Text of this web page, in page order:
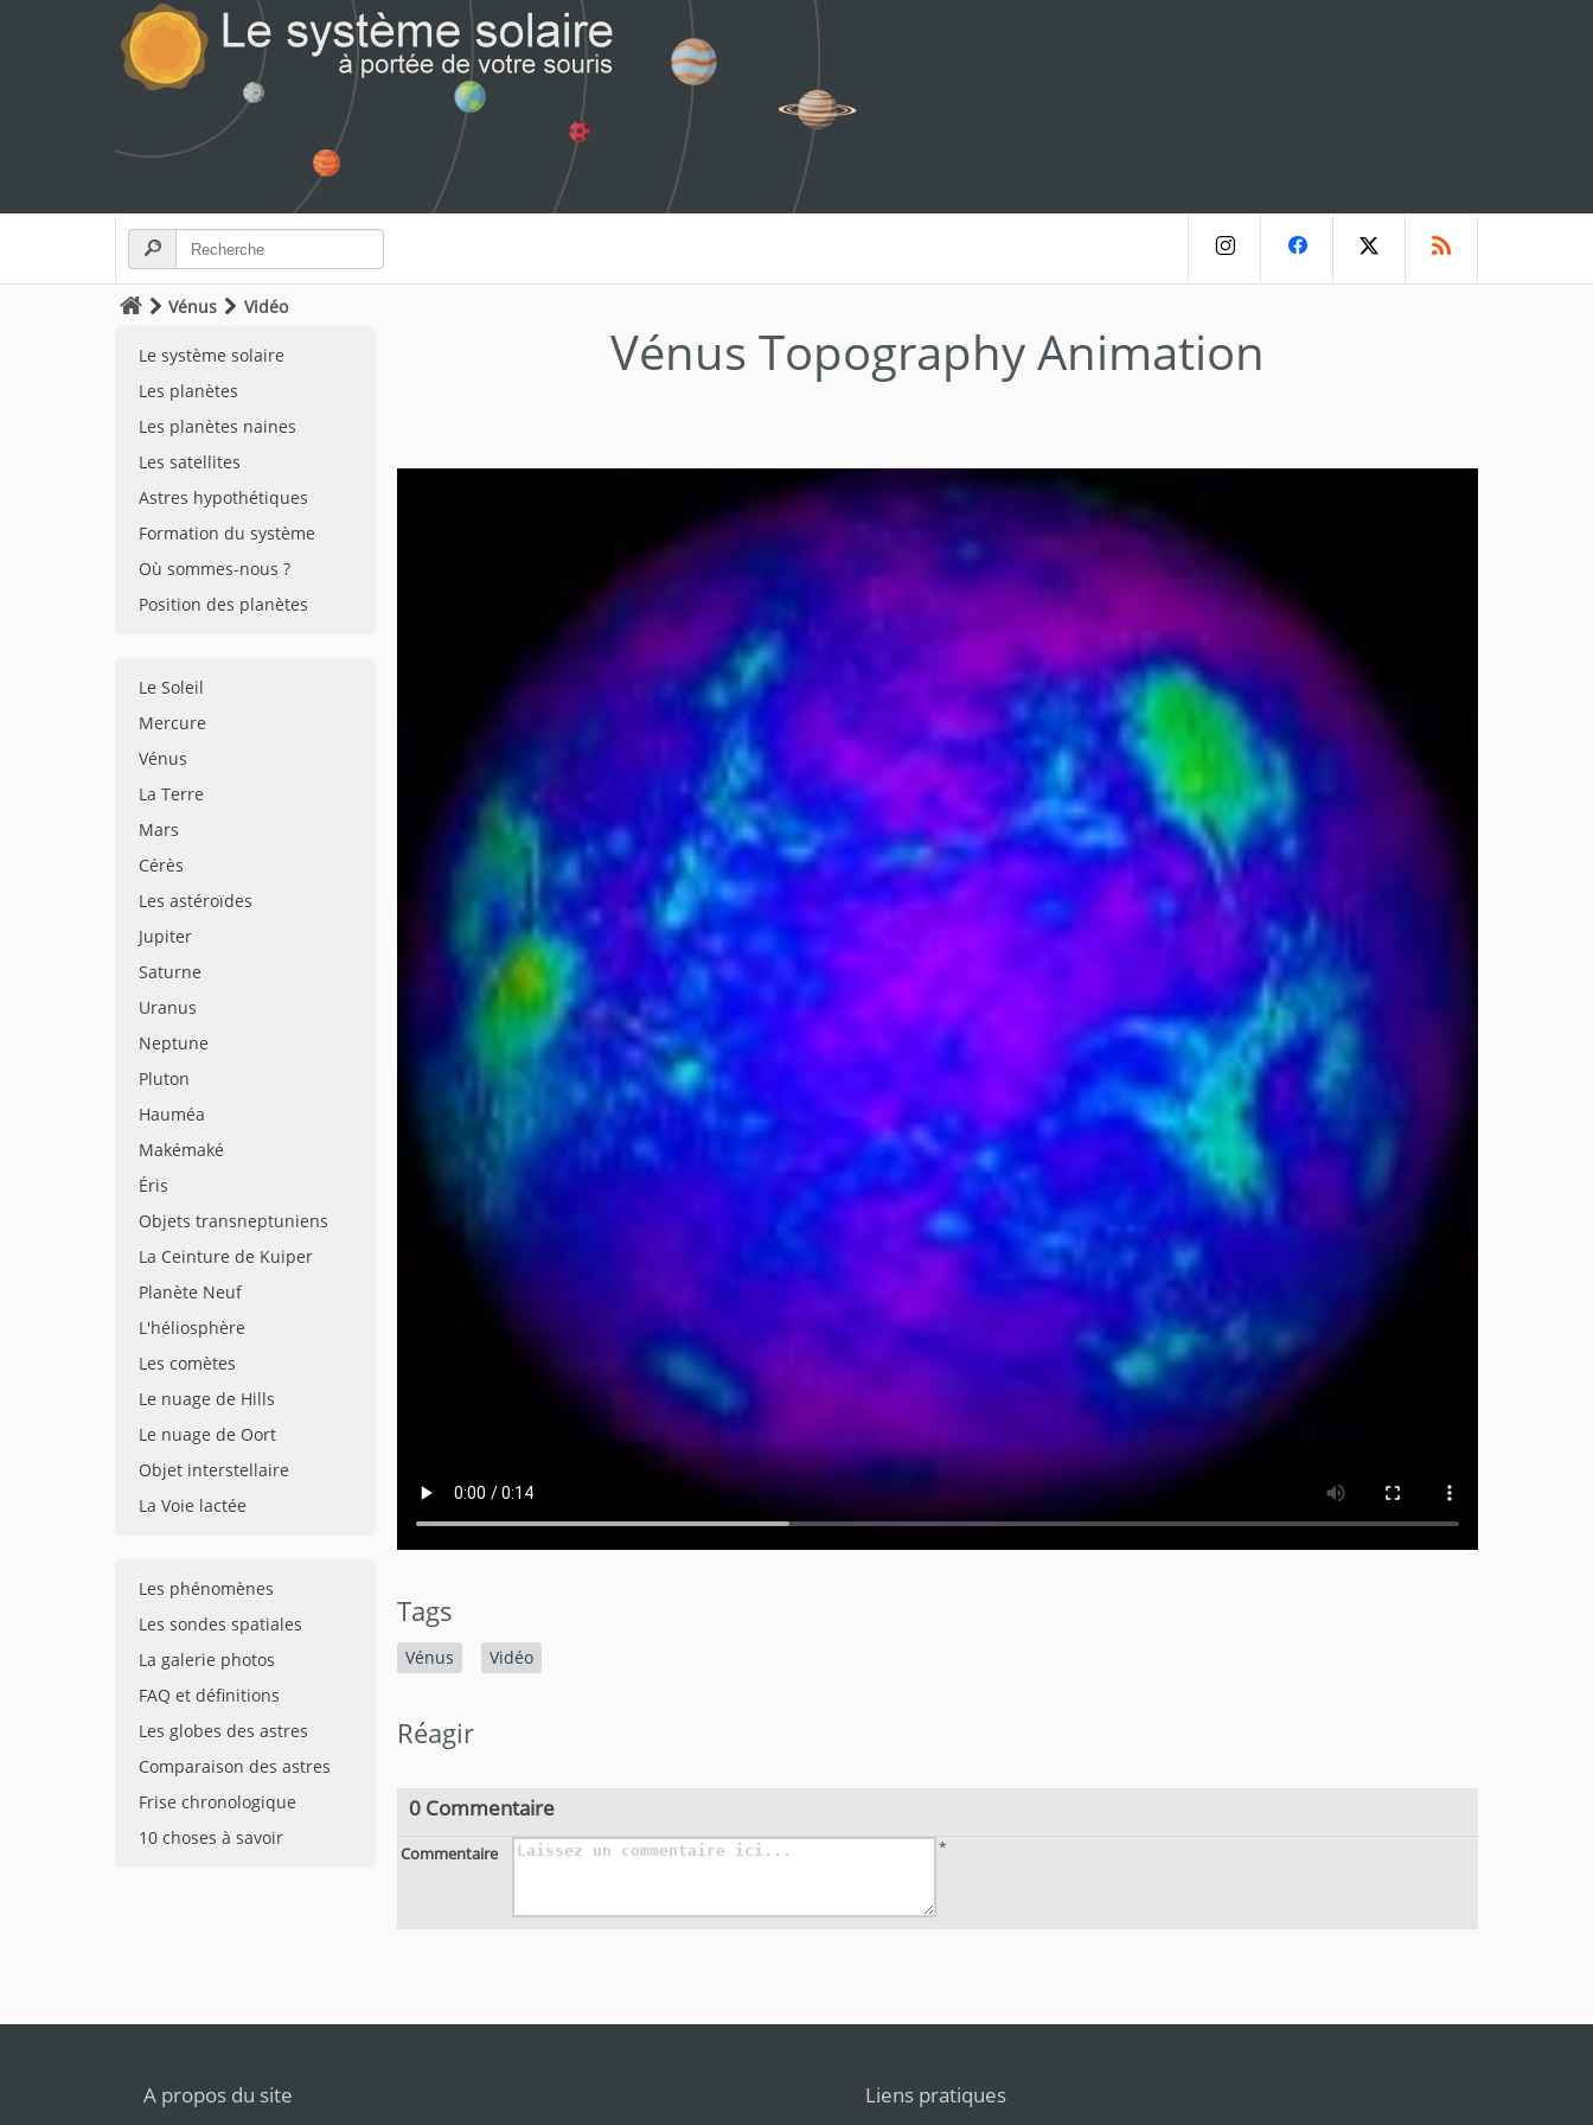
Vénus Vidéo
Le système solaire
Les planètes
Les planètes naines
Les satellites
Astres hypothétiques
Formation du système
Où sommes-nous ?
Position des planètes
Le Soleil
Mercure
Vénus
La Terre
Mars
Cérès
Les astéroïdes
Jupiter
Saturne
Uranus
Neptune
Pluton
Hauméa
Makémaké
Éris
Objets transneptuniens
La Ceinture de Kuiper
Planète Neuf
L'héliosphère
Les comètes
Le nuage de Hills
Le nuage de Oort
Objet interstellaire
La Voie lactée
Les phénomènes
Les sondes spatiales
La galerie photos
FAQ et définitions
Les globes des astres
Comparaison des astres
Frise chronologique
10 choses à savoir
Vénus Topography Animation
Tags
Vénus Vidéo
Réagir
0 Commentaire
Commentaire *
A propos du site Liens pratiques